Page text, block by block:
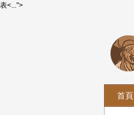
表<...">
首頁